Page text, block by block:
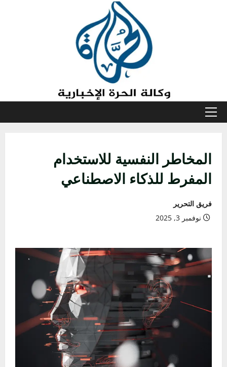
القائمة
المخاطر النفسية للاستخدام
المفرط للذكاء الاصطناعي
فريق التحرير
نوفمبر 3, 2025